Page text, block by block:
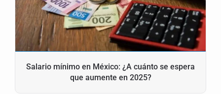
Salario mínimo en México: ¿A cuánto se espera
que aumente en 2025?